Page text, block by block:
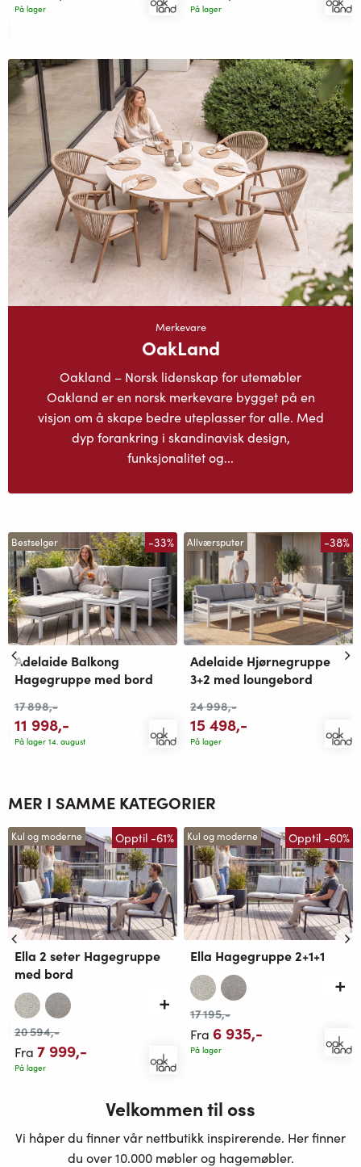
På lager På lager
Merkevare
OakLand
Oakland – Norsk lidenskap for utemøbler
Oakland er en norsk merkevare bygget på en
visjon om å skape bedre uteplasser for alle. Med
dyp forankring i skandinavisk design,
funksjonalitet og...
Bestselger -33%
Adelaide Balkong
Hagegruppe med bord
17 898,-
11 998,-
På lager 14. august
Allværsputer -38%
Adelaide Hjørnegruppe
3+2 med loungebord
24 998,-
15 498,-
På lager
MER I SAMME KATEGORIER
Kul og moderne Opptil -61%
Ella 2 seter Hagegruppe
med bord
20 594,-
Fra 7 999,-
På lager
Kul og moderne Opptil -60%
Ella Hagegruppe 2+1+1
17 195,-
Fra 6 935,-
På lager
Velkommen til oss
Vi håper du finner vår nettbutikk inspirerende. Her finner
du over 10.000 møbler og hagemøbler.